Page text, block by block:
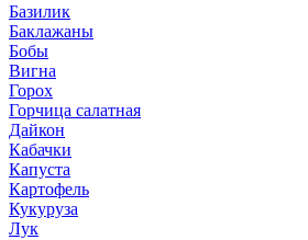
Базилик
Баклажаны
Бобы
Вигна
Горох
Горчица салатная
Дайкон
Кабачки
Капуста
Картофель
Кукуруза
Лук